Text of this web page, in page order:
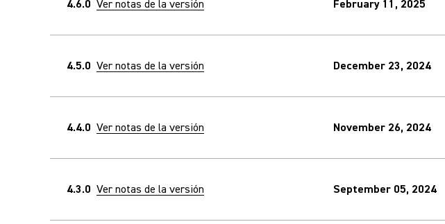
4.6.0 Ver notas de la versión February 11, 2025
4.5.0 Ver notas de la versión December 23, 2024
4.4.0 Ver notas de la versión November 26, 2024
4.3.0 Ver notas de la versión September 05, 2024